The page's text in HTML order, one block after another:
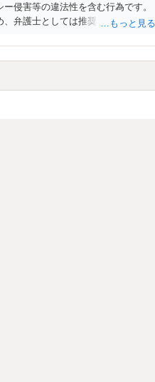
侵害等の違法性を含む行為です。
弁護士としては推奨しないことが